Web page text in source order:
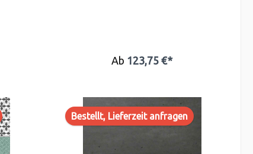
Ab 123,75 €*
Bestellt, Lieferzeit anfragen